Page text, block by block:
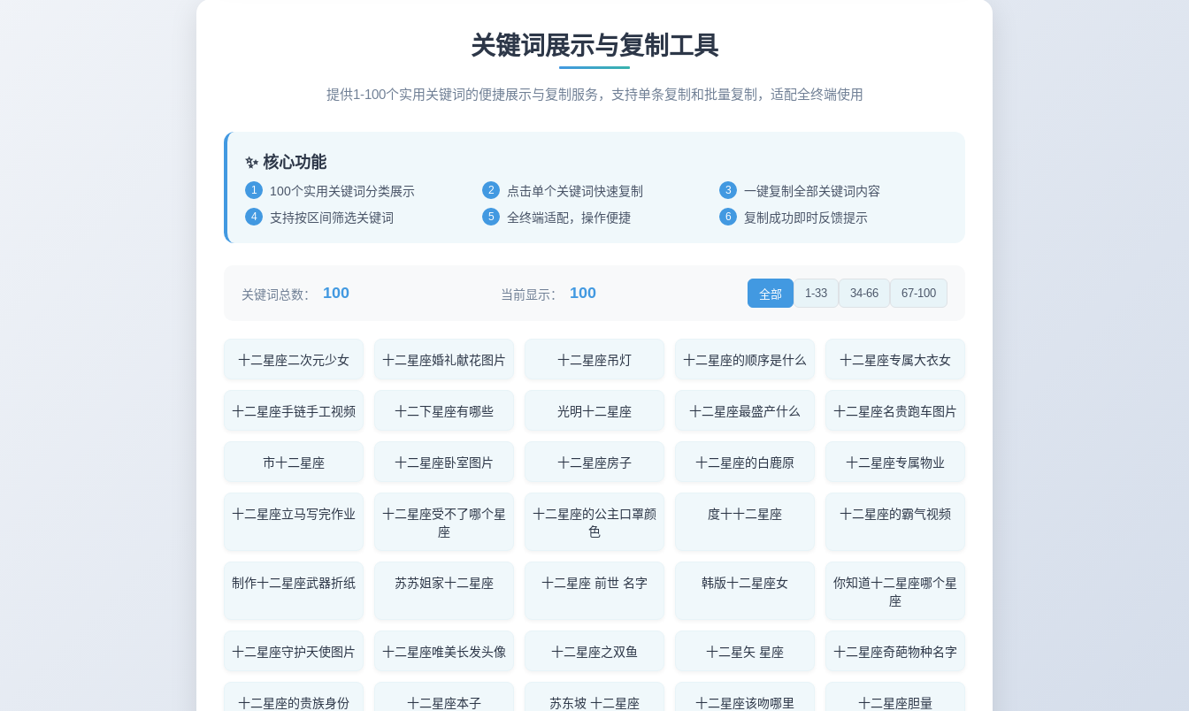
关键词展示与复制工具
提供1-100个实用关键词的便捷展示与复制服务，支持单条复制和批量复制，适配全终端使用
✨ 核心功能
1 100个实用关键词分类展示 2 点击单个关键词快速复制 3 一键复制全部关键词内容
4 支持按区间筛选关键词 5 全终端适配，操作便捷 6 复制成功即时反馈提示
关键词总数： 100 当前显示： 100 全部 1-33 34-66 67-100
十二星座二次元少女 十二星座婚礼献花图片 十二星座吊灯 十二星座的顺序是什么 十二星座专属大衣女
十二星座手链手工视频 十二下星座有哪些 光明十二星座 十二星座最盛产什么 十二星座名贵跑车图片
市十二星座 十二星座卧室图片 十二星座房子 十二星座的白鹿原 十二星座专属物业
十二星座立马写完作业
十二星座受不了哪个星
座
十二星座的公主口罩颜
色
度十十二星座 十二星座的霸气视频
制作十二星座武器折纸 苏苏姐家十二星座 十二星座 前世 名字 韩版十二星座女
你知道十二星座哪个星
座
十二星座守护天使图片 十二星座唯美长发头像 十二星座之双鱼 十二星矢 星座 十二星座奇葩物种名字
十二星座的贵族身份 十二星座本子 苏东坡 十二星座 十二星座该吻哪里 十二星座胆量